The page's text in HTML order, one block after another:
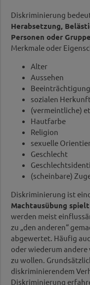
Diskriminierung
Herabsetzung,
Personen oder
Merkmale oder
Alter
Aussehen
Beeinträchtigung
sozialen
(vermeintliche)
Hautfarbe
Religion
sexuelle
Geschlecht
(scheinbare)
Diskriminierung ist
Machtausübung
werden meist
zu „den anderen“
abgewertet. Häufig
oder wiederum
zu wollen.
diskriminierendem
Diskriminierung